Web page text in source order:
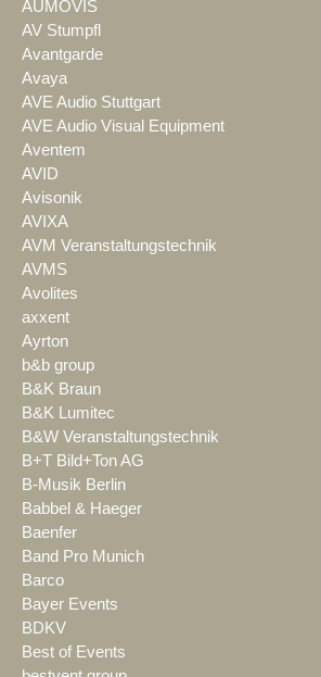
AUMOVIS
AV Stumpfl
Avantgarde
Avaya
AVE Audio Stuttgart
AVE Audio Visual Equipment
Aventem
AVID
Avisonik
AVIXA
AVM Veranstaltungstechnik
AVMS
Avolites
axxent
Ayrton
b&b group
B&K Braun
B&K Lumitec
B&W Veranstaltungstechnik
B+T Bild+Ton AG
B-Musik Berlin
Babbel & Haeger
Baenfer
Band Pro Munich
Barco
Bayer Events
BDKV
Best of Events